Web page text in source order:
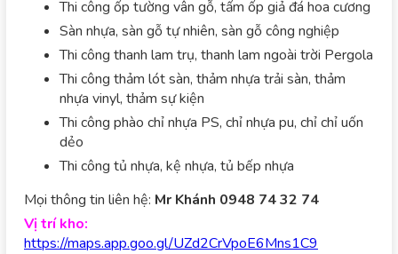
Thi công ốp tường vân gỗ, tấm ốp giả đá hoa cương
Sàn nhựa, sàn gỗ tự nhiên, sàn gỗ công nghiệp
Thi công thanh lam trụ, thanh lam ngoài trời Pergola
Thi công thảm lót sàn, thảm nhựa trải sàn, thảm
nhựa vinyl, thảm sự kiện
Thi công phào chỉ nhựa PS, chỉ nhựa pu, chỉ chỉ uốn
dẻo
Thi công tủ nhựa, kệ nhựa, tủ bếp nhựa
Mọi thông tin liên hệ: Mr Khánh 0948 74 32 74
Vị trí kho:
https://maps.app.goo.gl/UZd2CrVpoE6Mns1C9